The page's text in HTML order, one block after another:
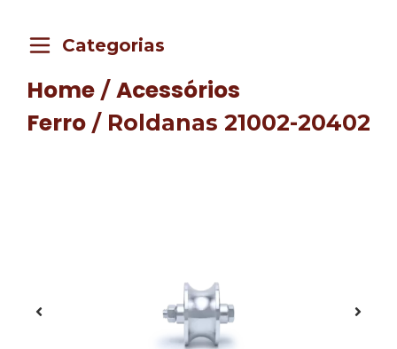
Categorias
Home / Acessórios
Ferro / Roldanas 21002-20402